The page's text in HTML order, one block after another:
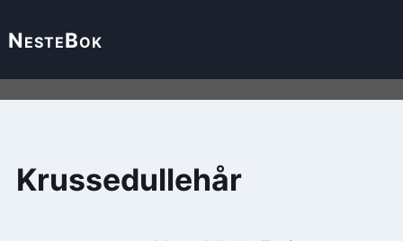
NesteBok
Krussedullehår